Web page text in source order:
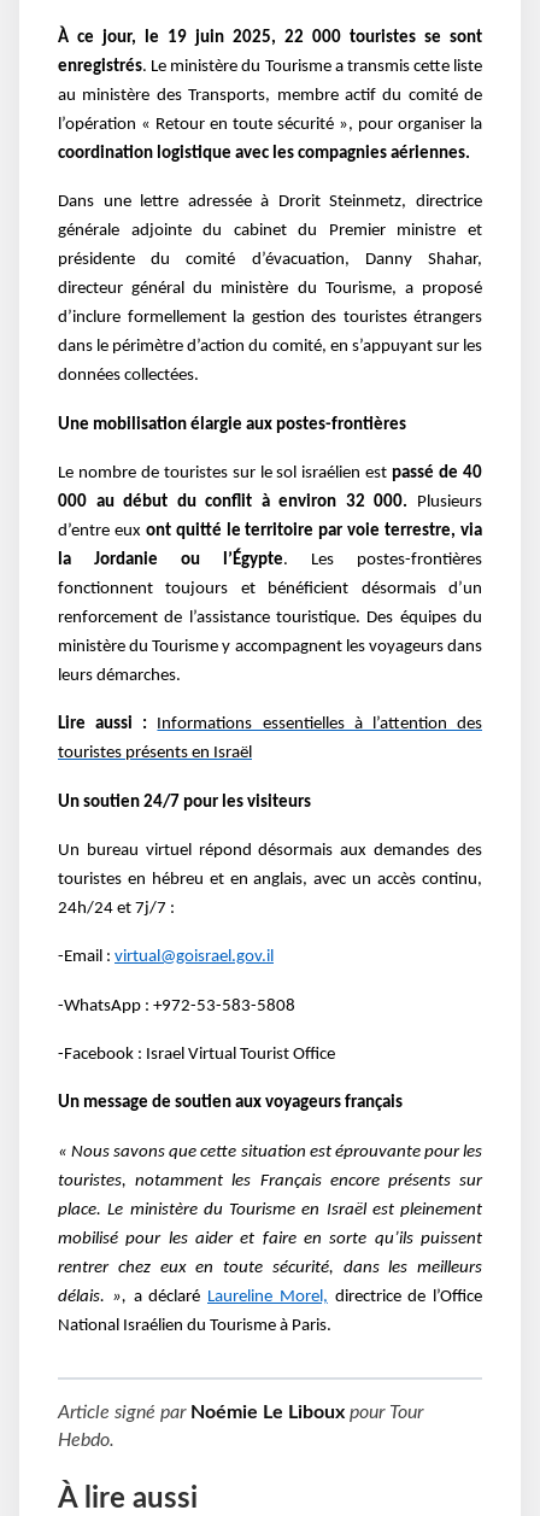
À ce jour, le 19 juin 2025, 22 000 touristes se sont
enregistrés. Le ministère du Tourisme a transmis cette liste
au ministère des Transports, membre actif du comité de
l’opération « Retour en toute sécurité », pour organiser la
coordination logistique avec les compagnies aériennes.
Dans une lettre adressée à Drorit Steinmetz, directrice
générale adjointe du cabinet du Premier ministre et
présidente du comité d’évacuation, Danny Shahar,
directeur général du ministère du Tourisme, a proposé
d’inclure formellement la gestion des touristes étrangers
dans le périmètre d’action du comité, en s’appuyant sur les
données collectées.
Une mobilisation élargie aux postes-frontières
Le nombre de touristes sur le sol israélien estpassé de 40
000 au début du conflit à environ 32 000. Plusieurs
d’entre eux ont quitté le territoire par voie terrestre, via
la Jordanie ou l’Égypte. Les postes-frontières
fonctionnent toujours et bénéficient désormais d’un
renforcement de l’assistance touristique. Des équipes du
ministère du Tourisme y accompagnent les voyageurs dans
leurs démarches.
Lire aussi : Informations essentielles à l’attention des
touristes présents en Israël
Un soutien 24/7 pour les visiteurs
Un bureau virtuel répond désormais aux demandes des
touristes en hébreu et en anglais, avec un accès continu,
24h/24 et 7j/7 :
-Email : virtual@goisrael.gov.il
-WhatsApp : +972-53-583-5808
-Facebook : Israel Virtual Tourist Office
Un message de soutien aux voyageurs français
« Nous savons que cette situation est éprouvante pour les
touristes, notamment les Français encore présents sur
place. Le ministère du Tourisme en Israël est pleinement
mobilisé pour les aider et faire en sorte qu’ils puissent
rentrer chez eux en toute sécurité, dans les meilleurs
délais. », a déclaré Laureline Morel, directrice de l’Office
National Israélien du Tourisme à Paris.
Article signé par Noémie Le Liboux pour Tour
Hebdo.
À lire aussi